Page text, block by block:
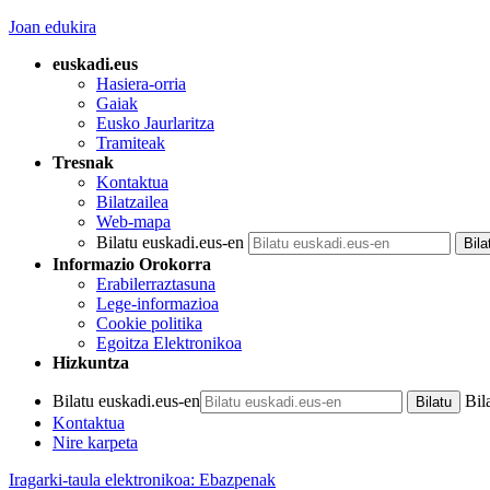
Joan edukira
euskadi.eus
Hasiera-orria
Gaiak
Eusko Jaurlaritza
Tramiteak
Tresnak
Kontaktua
Bilatzailea
Web-mapa
Bilatu euskadi.eus-en
Informazio Orokorra
Erabilerraztasuna
Lege-informazioa
Cookie politika
Egoitza Elektronikoa
Hizkuntza
Bilatu euskadi.eus-en
Kontaktua
Nire karpeta
Iragarki-taula elektronikoa: Ebazpenak